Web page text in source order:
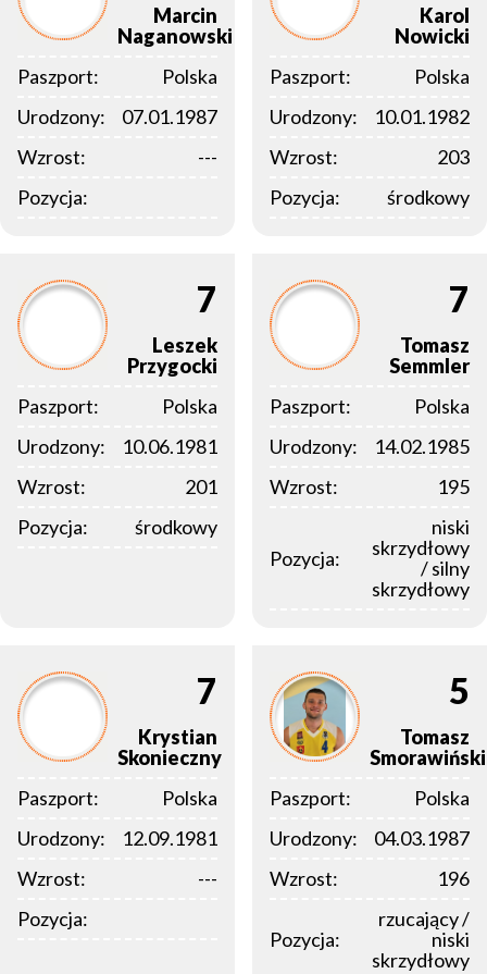
Marcin
Naganowski
Paszport:
Polska
Urodzony:
07.01.1987
Wzrost:
---
Pozycja:
Karol
Nowicki
Paszport:
Polska
Urodzony:
10.01.1982
Wzrost:
203
Pozycja:
środkowy
7
Leszek
Przygocki
Paszport:
Polska
Urodzony:
10.06.1981
Wzrost:
201
Pozycja:
środkowy
7
Tomasz
Semmler
Paszport:
Polska
Urodzony:
14.02.1985
Wzrost:
195
Pozycja:
niski
skrzydłowy
/ silny
skrzydłowy
7
Krystian
Skonieczny
Paszport:
Polska
Urodzony:
12.09.1981
Wzrost:
---
Pozycja:
5
Tomasz
Smorawiński
Paszport:
Polska
Urodzony:
04.03.1987
Wzrost:
196
Pozycja:
rzucający /
niski
skrzydłowy